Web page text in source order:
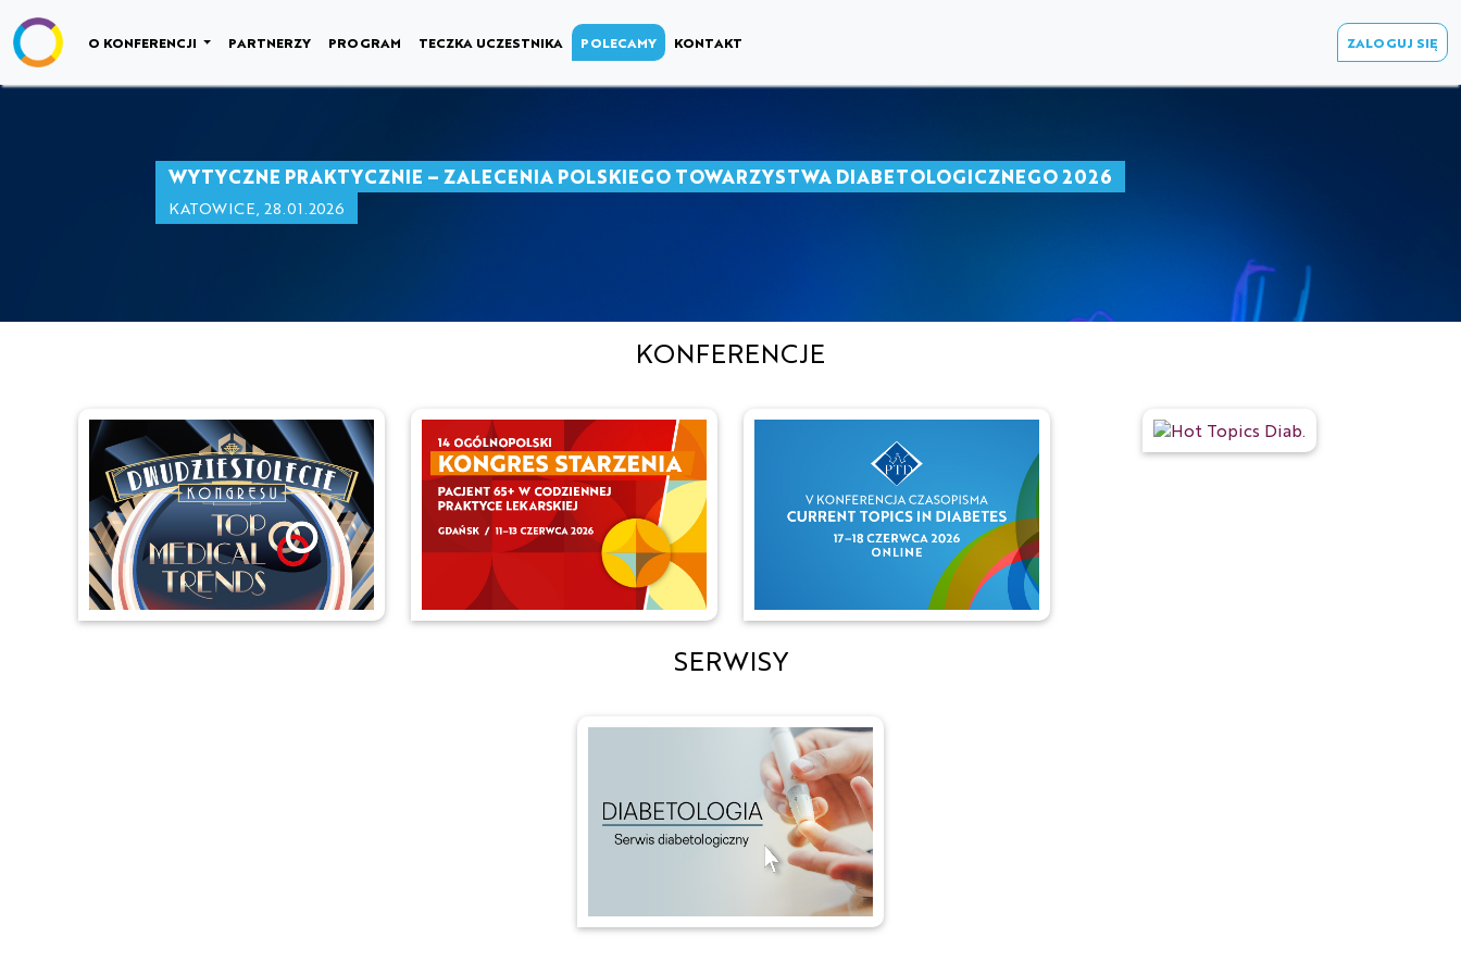
O KONFERENCJI
PARTNERZY PROGRAM TECZKA UCZESTNIKA POLECAMY KONTAKT ZALOGUJ SIĘ
WYTYCZNE PRAKTYCZNIE – ZALECENIA POLSKIEGO TOWARZYSTWA DIABETOLOGICZNEGO 2026
KATOWICE, 28.01.2026
KONFERENCJE
SERWISY